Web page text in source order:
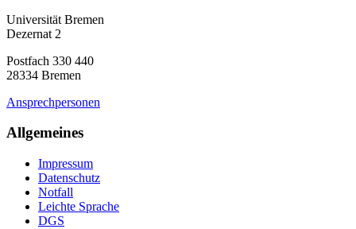
Universität Bremen
Dezernat 2
Postfach 330 440
28334 Bremen
Ansprechpersonen
Allgemeines
Impressum
Datenschutz
Notfall
Leichte Sprache
DGS